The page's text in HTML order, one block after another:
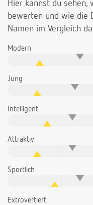
Hier kannst du sehen,
bewerten und wie die
Namen im Vergleich
Modern
Jung
Intelligent
Attraktiv
Sportlich
Extrovertiert